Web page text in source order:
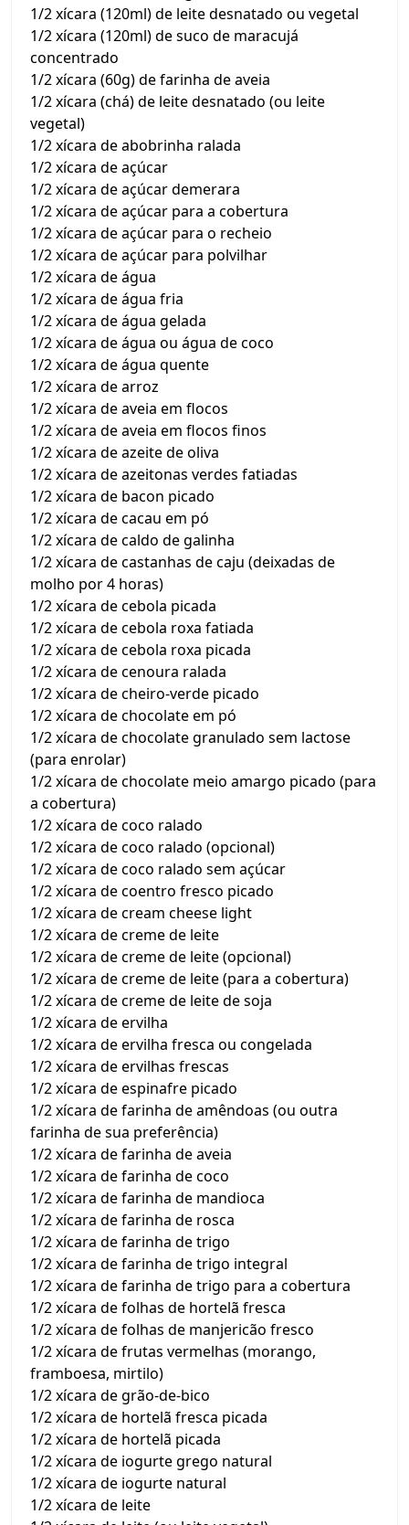
1/2 xícara (120ml) de leite desnatado ou vegetal
1/2 xícara (120ml) de suco de maracujá
concentrado
1/2 xícara (60g) de farinha de aveia
1/2 xícara (chá) de leite desnatado (ou leite
vegetal)
1/2 xícara de abobrinha ralada
1/2 xícara de açúcar
1/2 xícara de açúcar demerara
1/2 xícara de açúcar para a cobertura
1/2 xícara de açúcar para o recheio
1/2 xícara de açúcar para polvilhar
1/2 xícara de água
1/2 xícara de água fria
1/2 xícara de água gelada
1/2 xícara de água ou água de coco
1/2 xícara de água quente
1/2 xícara de arroz
1/2 xícara de aveia em flocos
1/2 xícara de aveia em flocos finos
1/2 xícara de azeite de oliva
1/2 xícara de azeitonas verdes fatiadas
1/2 xícara de bacon picado
1/2 xícara de cacau em pó
1/2 xícara de caldo de galinha
1/2 xícara de castanhas de caju (deixadas de
molho por 4 horas)
1/2 xícara de cebola picada
1/2 xícara de cebola roxa fatiada
1/2 xícara de cebola roxa picada
1/2 xícara de cenoura ralada
1/2 xícara de cheiro-verde picado
1/2 xícara de chocolate em pó
1/2 xícara de chocolate granulado sem lactose
(para enrolar)
1/2 xícara de chocolate meio amargo picado (para
a cobertura)
1/2 xícara de coco ralado
1/2 xícara de coco ralado (opcional)
1/2 xícara de coco ralado sem açúcar
1/2 xícara de coentro fresco picado
1/2 xícara de cream cheese light
1/2 xícara de creme de leite
1/2 xícara de creme de leite (opcional)
1/2 xícara de creme de leite (para a cobertura)
1/2 xícara de creme de leite de soja
1/2 xícara de ervilha
1/2 xícara de ervilha fresca ou congelada
1/2 xícara de ervilhas frescas
1/2 xícara de espinafre picado
1/2 xícara de farinha de amêndoas (ou outra
farinha de sua preferência)
1/2 xícara de farinha de aveia
1/2 xícara de farinha de coco
1/2 xícara de farinha de mandioca
1/2 xícara de farinha de rosca
1/2 xícara de farinha de trigo
1/2 xícara de farinha de trigo integral
1/2 xícara de farinha de trigo para a cobertura
1/2 xícara de folhas de hortelã fresca
1/2 xícara de folhas de manjericão fresco
1/2 xícara de frutas vermelhas (morango,
framboesa, mirtilo)
1/2 xícara de grão-de-bico
1/2 xícara de hortelã fresca picada
1/2 xícara de hortelã picada
1/2 xícara de iogurte grego natural
1/2 xícara de iogurte natural
1/2 xícara de leite